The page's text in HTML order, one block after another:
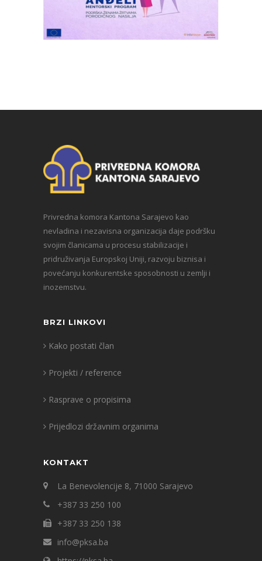
Privredna komora Kantona Sarajevo kao
nevladina i nezavisna organizacija daje podršku
svojim članicama u procesu stabilizacije i
pridruživanja Europskoj Uniji, razvoju biznisa i
povećanju konkurentske sposobnosti u zemlji i
inozemstvu.
BRZI LINKOVI
Kako postati član
Projekti / reference
Rasprave o propisima
Prijedlozi državnim organima
KONTAKT
La Benevolencije 8, 71000 Sarajevo
+387 33 250 100
+387 33 250 138
info@pksa.ba